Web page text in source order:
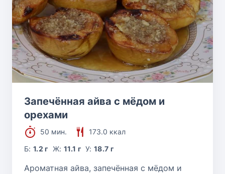
Запечённая айва с мёдом и
орехами
50 мин.
173.0 ккал
Б:1.2 г Ж: 11.1 г У:18.7 г
Ароматная айва, запечённая с мёдом и